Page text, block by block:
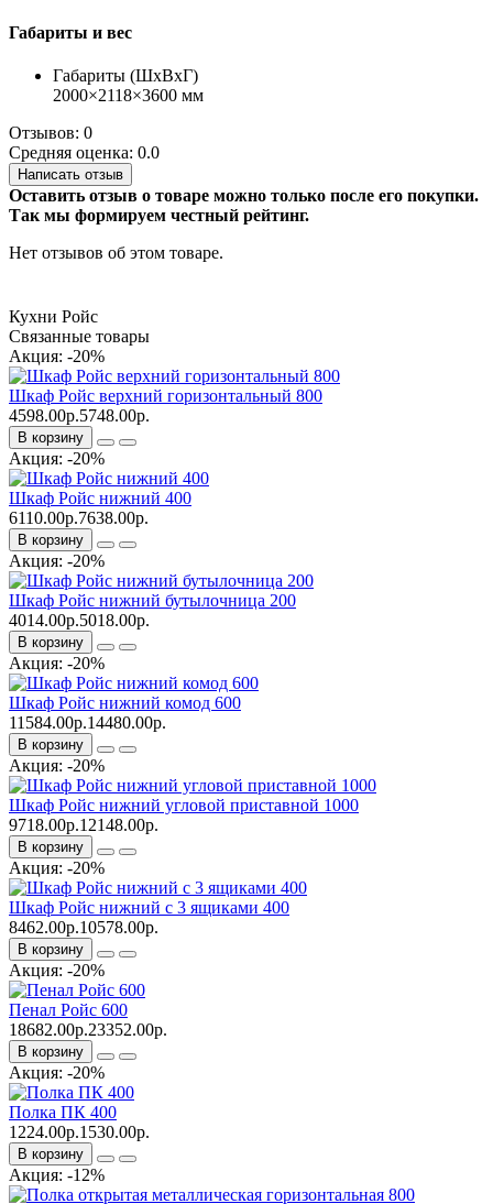
Габариты и вес
Габариты (ШхВхГ)
2000×2118×3600 мм
Отзывов: 0
Средняя оценка: 0.0
Написать отзыв
Оставить отзыв о товаре можно только после его покупки.
Так мы формируем честный рейтинг.
Нет отзывов об этом товаре.
Кухни Ройс
Связанные товары
Акция: -20%
Шкаф Ройс верхний горизонтальный 800
4598.00р.5748.00р.
В корзину
Акция: -20%
Шкаф Ройс нижний 400
6110.00р.7638.00р.
В корзину
Акция: -20%
Шкаф Ройс нижний бутылочница 200
4014.00р.5018.00р.
В корзину
Акция: -20%
Шкаф Ройс нижний комод 600
11584.00р.14480.00р.
В корзину
Акция: -20%
Шкаф Ройс нижний угловой приставной 1000
9718.00р.12148.00р.
В корзину
Акция: -20%
Шкаф Ройс нижний с 3 ящиками 400
8462.00р.10578.00р.
В корзину
Акция: -20%
Пенал Ройс 600
18682.00р.23352.00р.
В корзину
Акция: -20%
Полка ПК 400
1224.00р.1530.00р.
В корзину
Акция: -12%